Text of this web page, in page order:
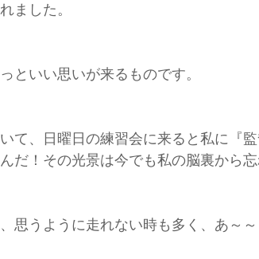
ました。
といい思いが来るものです。
て、日曜日の練習会に来ると私に『監
だ！その光景は今でも私の脳裏から
思うように走れない時も多く、あ～